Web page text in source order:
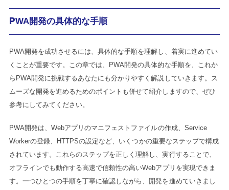
PWA開発の具体的な手順
PWA開発を成功させるには、具体的な手順を理解し、着実に進めてい
くことが重要です。この章では、PWA開発の具体的な手順を、これか
らPWA開発に挑戦するあなたにも分かりやすく解説していきます。ス
ムーズな開発を進めるためのポイントも併せて紹介しますので、ぜひ
参考にしてみてください。
PWA開発は、Webアプリのマニフェストファイルの作成、Service
Workerの登録、HTTPSの設定など、いくつかの重要なステップで構成
されています。これらのステップを正しく理解し、実行することで、
オフラインでも動作する高速で信頼性の高いWebアプリを実現できま
す。一つひとつの手順を丁寧に確認しながら、開発を進めていきまし